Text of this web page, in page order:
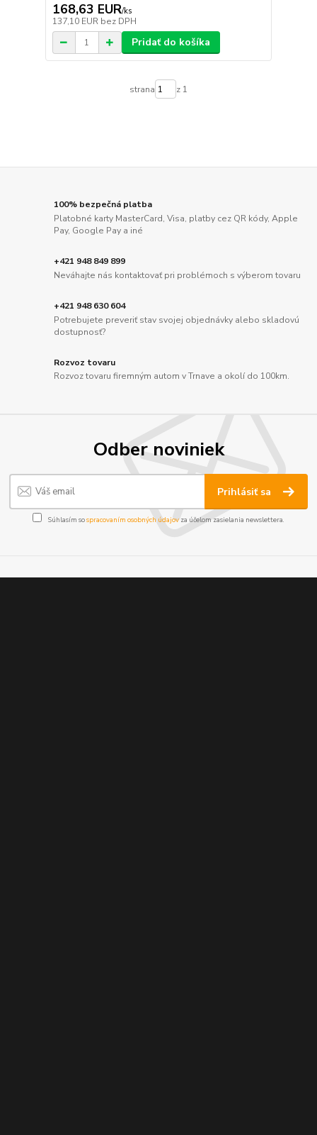
168,63 EUR/ks
137,10 EUR bez DPH
Pridať do košíka
strana z 1
100% bezpečná platba
Platobné karty MasterCard, Visa, platby cez QR kódy, Apple
Pay, Google Pay a iné
+421 948 849 899
Neváhajte nás kontaktovať pri problémoch s výberom tovaru
+421 948 630 604
Potrebujete preveriť stav svojej objednávky alebo skladovú
dostupnosť?
Rozvoz tovaru
Rozvoz tovaru firemným autom v Trnave a okolí do 100km.
Odber noviniek
Prihlásiť sa
Súhlasím sospracovaním osobných údajov za účelom zasielania newslettera.